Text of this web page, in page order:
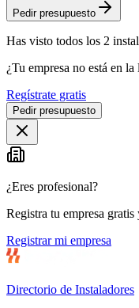
Pedir presupuesto
Has visto todos los 2
¿Tu empresa no está en la
Regístrate gratis
Pedir presupuesto
¿Eres profesional?
Registra tu empresa
Registrar mi empresa
Directorio de Instaladores